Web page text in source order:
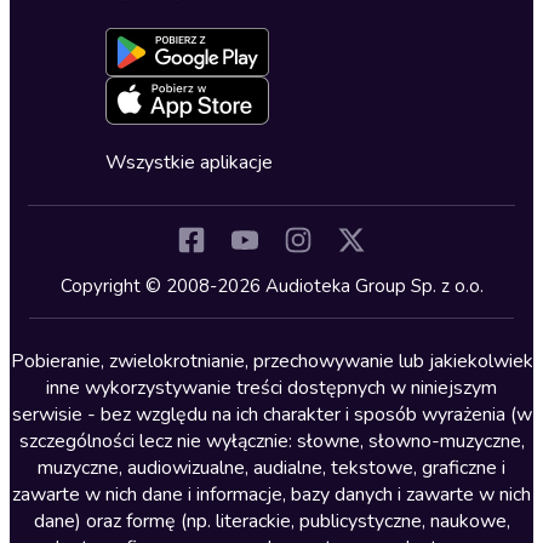
Dla młodzieży
Kryminały
Lektury szkolne
Literatura anglojęzyczna
Literatura faktu
Literatura obyczajowa
Literatura piękna obca
Literatura piękna polska
Formularz zgłaszania nielegalnych treści
Deklaracja dostępności
Oferta dla firm i bibliotek
Dołącz do newslettera
Blog
Zapowiedzi
Cykle audiobooków
Wszystkie aplikacje
Copyright © 2008-2026 Audioteka Group Sp. z o.o.
Pobieranie, zwielokrotnianie, przechowywanie lub jakiekolwiek
inne wykorzystywanie treści dostępnych w niniejszym
serwisie - bez względu na ich charakter i sposób wyrażenia (w
szczególności lecz nie wyłącznie: słowne, słowno-muzyczne,
muzyczne, audiowizualne, audialne, tekstowe, graficzne i
zawarte w nich dane i informacje, bazy danych i zawarte w nich
dane) oraz formę (np. literackie, publicystyczne, naukowe,